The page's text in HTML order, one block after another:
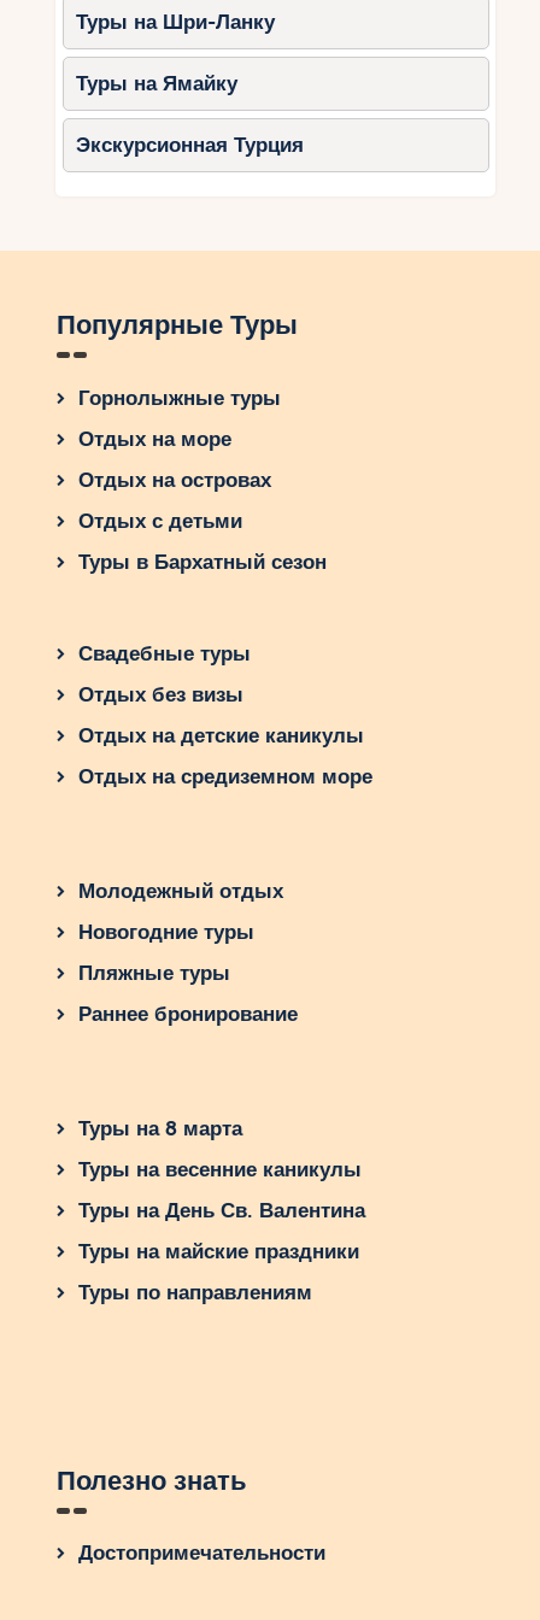
хотели испытать во время своего следующего
лыжного отдыха? Размышляйте о возможностях
и приключениях, которые ждут вас в этой
замечательной стране.
Туры на Шри-Ланку
Туры на Ямайку
Экскурсионная Турция
Популярные Туры
Горнолыжные туры
Отдых на море
Отдых на островах
Отдых с детьми
Туры в Бархатный сезон
Свадебные туры
Отдых без визы
Отдых на детские каникулы
Отдых на средиземном море
Молодежный отдых
Новогодние туры
Пляжные туры
Раннее бронирование
Туры на 8 марта
Туры на весенние каникулы
Туры на День Св. Валентина
Туры на майские праздники
Туры по направлениям
Полезно знать
Достопримечательности